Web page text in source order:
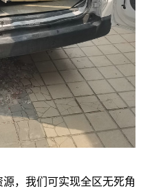
，我们可实现全区无死角